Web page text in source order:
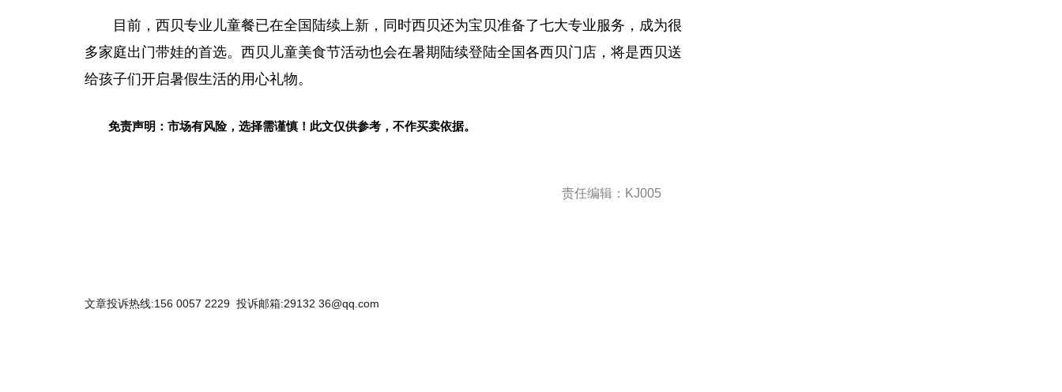
目前，西贝专业儿童餐已在全国陆续上新，同时西贝还为宝贝准备了七大专业服务，成为很
多家庭出门带娃的首选。西贝儿童美食节活动也会在暑期陆续登陆全国各西贝门店，将是西贝送
给孩子们开启暑假生活的用心礼物。
免责声明：市场有风险，选择需谨慎！此文仅供参考，不作买卖依据。
责任编辑：KJ005
文章投诉热线:156 0057 2229 投诉邮箱:29132 36@qq.com